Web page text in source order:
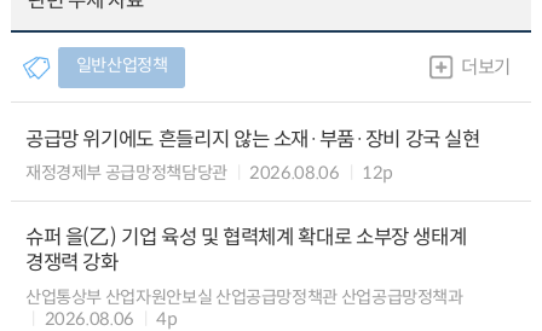
일반산업정책 더보기
공급망 위기에도 흔들리지 않는 소재·부품·장비 강국 실현
재정경제부 공급망정책담당관 2026.08.06 12p
슈퍼 을(乙) 기업 육성 및 협력체계 확대로 소부장 생태계
경쟁력 강화
산업통상부 산업자원안보실 산업공급망정책관 산업공급망정책과
2026.08.06
4p